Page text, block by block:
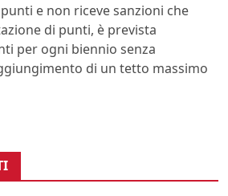
e non riceve sanzioni che
di punti, è prevista
per ogni biennio senza
di un tetto massimo